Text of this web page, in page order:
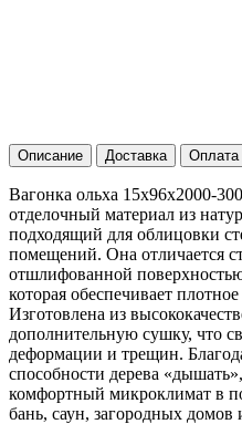
Описание Доставка Оплата
Вагонка ольха 15х96х2000-
отделочный материал из
подходящий для облицовки
помещений. Она отличается
отшлифованной
которая обеспечивает
Изготовлена из
дополнительную сушку, что
деформации и трещин.
способности дерева
комфортный микроклимат в
бань, саун, загородных домов